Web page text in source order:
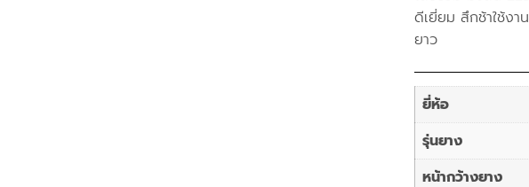
ดีเยี่ยม สึกช้าใช้งา
ยาว
ยี่ห้อ
รุ่นยาง
หน้ากว้างยาง